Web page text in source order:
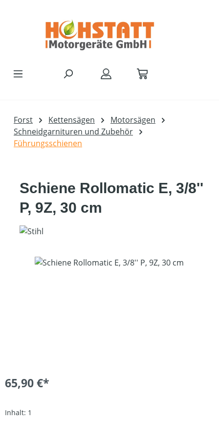
Forst Kettensägen
Motorsägen
Schneidgarnituren und Zubehör
Führungsschienen
Schiene Rollomatic E, 3/8''
P, 9Z, 30 cm
Bildergalerie überspringen
65,90 €*
Inhalt: 1